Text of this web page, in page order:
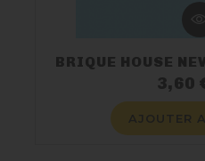
BRIQUE HOUSE
3,60
AJOUTER